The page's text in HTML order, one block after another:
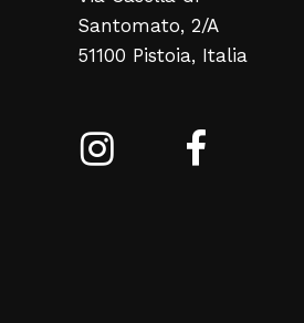
Santomato, 2/A
51100 Pistoia, Italia